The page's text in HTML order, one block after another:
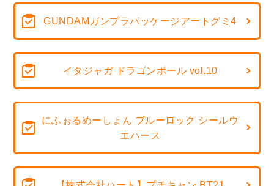
GUNDAMガンプラパッケージアートグミ4
イタジャガ ドラゴンボール vol.10
にふぉるめーしょん ブルーロック シールウ
エハース